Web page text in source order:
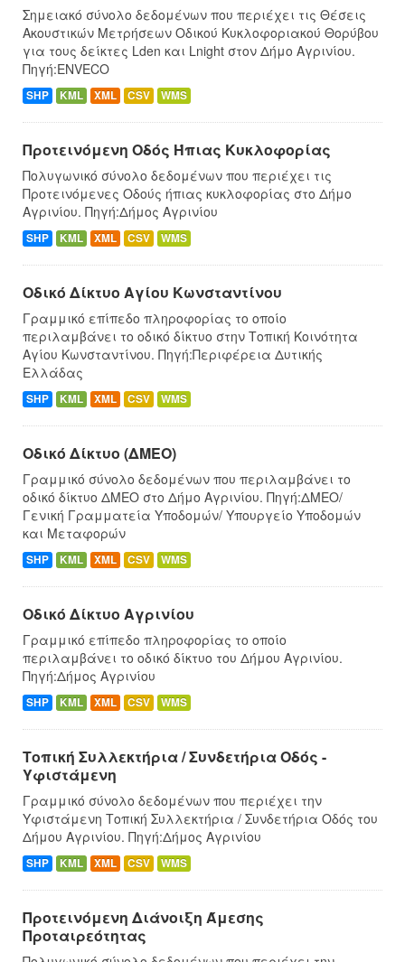
Σημειακό σύνολο δεδομένων που περιέχει τις Θέσεις
Ακουστικών Μετρήσεων Οδικού Κυκλοφοριακού Θορύβου
για τους δείκτες Lden και Lnight στον Δήμο Αγρινίου.
Πηγή:ENVECO
SHP KML XML CSV WMS
Προτεινόμενη Οδός Ήπιας Κυκλοφορίας
Πολυγωνικό σύνολο δεδομένων που περιέχει τις
Προτεινόμενες Οδούς ήπιας κυκλοφορίας στο Δήμο
Αγρινίου. Πηγή:Δήμος Αγρινίου
SHP KML XML CSV WMS
Οδικό Δίκτυο Αγίου Κωνσταντίνου
Γραμμικό επίπεδο πληροφορίας το οποίο
περιλαμβάνει το οδικό δίκτυο στην Τοπική Κοινότητα
Αγίου Κωνσταντίνου. Πηγή:Περιφέρεια Δυτικής
Ελλάδας
SHP KML XML CSV WMS
Οδικό Δίκτυο (ΔΜΕΟ)
Γραμμικό σύνολο δεδομένων που περιλαμβάνει το
οδικό δίκτυο ΔΜΕΟ στο Δήμο Αγρινίου. Πηγή:ΔΜΕΟ/
Γενική Γραμματεία Υποδομών/ Υπουργείο Υποδομών
και Μεταφορών
SHP KML XML CSV WMS
Οδικό Δίκτυο Αγρινίου
Γραμμικό επίπεδο πληροφορίας το οποίο
περιλαμβάνει το οδικό δίκτυο του Δήμου Αγρινίου.
Πηγή:Δήμος Αγρινίου
SHP KML XML CSV WMS
Τοπική Συλλεκτήρια / Συνδετήρια Οδός -
Υφιστάμενη
Γραμμικό σύνολο δεδομένων που περιέχει την
Υφιστάμενη Τοπική Συλλεκτήρια / Συνδετήρια Οδός του
Δήμου Αγρινίου. Πηγή:Δήμος Αγρινίου
SHP KML XML CSV WMS
Προτεινόμενη Διάνοιξη Άμεσης
Προταιρεότητας